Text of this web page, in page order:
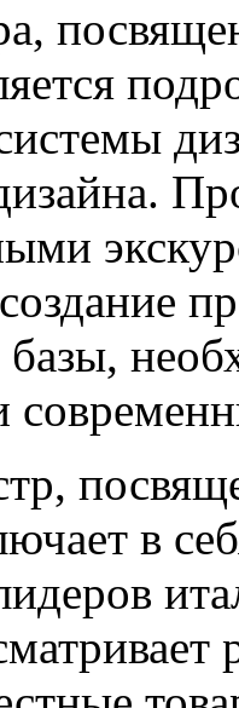
базы,
в